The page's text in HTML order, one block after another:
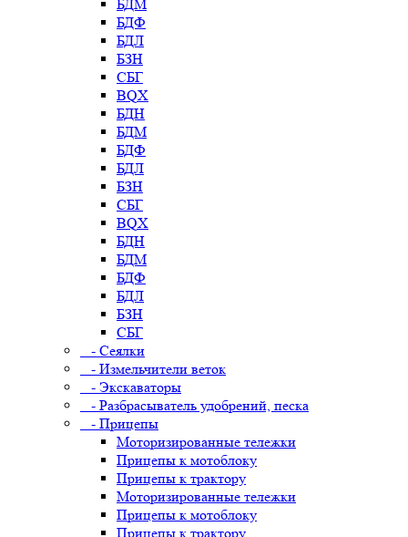
БДМ
БДФ
БДЛ
БЗН
СБГ
BQX
БДН
БДМ
БДФ
БДЛ
БЗН
СБГ
BQX
БДН
БДМ
БДФ
БДЛ
БЗН
СБГ
- Сеялки
- Измельчители веток
- Экскаваторы
- Разбрасыватель удобрений, песка
- Прицепы
Моторизированные тележки
Прицепы к мотоблоку
Прицепы к трактору
Моторизированные тележки
Прицепы к мотоблоку
Прицепы к трактору